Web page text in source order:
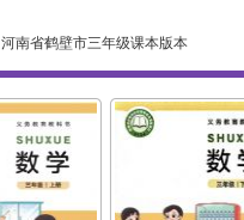
河南省鹤壁市三年级课本版本